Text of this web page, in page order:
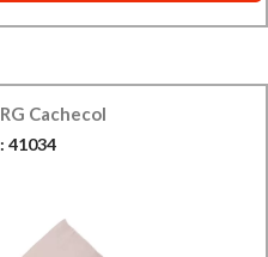
Cachecol
41034